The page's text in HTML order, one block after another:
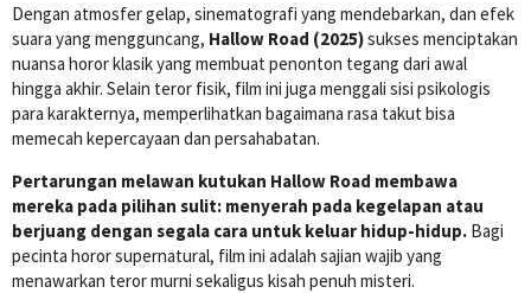
Dengan atmosfer gelap, sinematografi yang mendebarkan, dan efek
suara yang mengguncang, Hallow Road (2025)sukses menciptakan
nuansa horor klasik yang membuat penonton tegang dari awal
hingga akhir. Selain teror fisik, film ini juga menggali sisi psikologis
para karakternya, memperlihatkan bagaimana rasa takut bisa
memecah kepercayaan dan persahabatan.
Pertarungan melawan kutukan Hallow Road membawa
mereka pada pilihan sulit: menyerah pada kegelapan atau
berjuang dengan segala cara untuk keluar hidup-hidup. Bagi
pecinta horor supernatural, film ini adalah sajian wajib yang
menawarkan teror murni sekaligus kisah penuh misteri.